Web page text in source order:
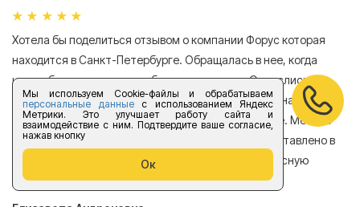
Мы используем Cookie-файлы и обрабатываем
персональные данныес использованием Яндекс
Метрики. Это улучшает работу сайта и
взаимодействие с ним. Подтвердите ваше согласие,
нажав кнопку
Ок
Хотела бы поделиться отзывом о компании Форус которая
находится в Санкт-Петербурге. Обращалась в нее, когда
нужно было перевезти мебель из квартиры. Отнеслись
очень ответственно к поставленной задаче, машина была
подана быстро, цены оказались весьма доступные. Мебель
была перевезена аккуратно, в общем все было доставлено в
хорошем состоянии. Спасибо компании за прекрасную
работу!